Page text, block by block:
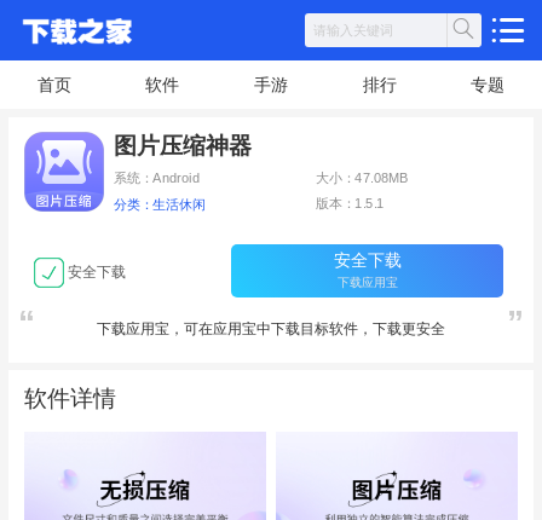
首页 软件 手游 排行 专题
图片压缩神器
系统：Android 大小：47.08MB
分类：生活休闲 版本：1.5.1
安全下载
安全下载
下载应用宝
下载应用宝，可在应用宝中下载目标软件，下载更安全
软件详情